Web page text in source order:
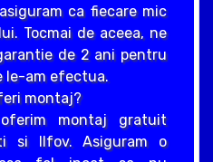
ca fiecare mic
Tocmai de aceea, ne
de 2 ani pentru
le-am efectua.
montaj?
montaj gratuit
si Ilfov. Asiguram o